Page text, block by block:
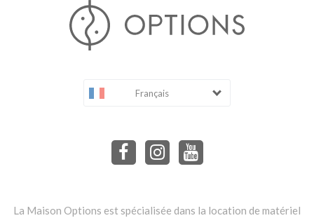
Français
La Maison Options est spécialisée dans la location de matériel